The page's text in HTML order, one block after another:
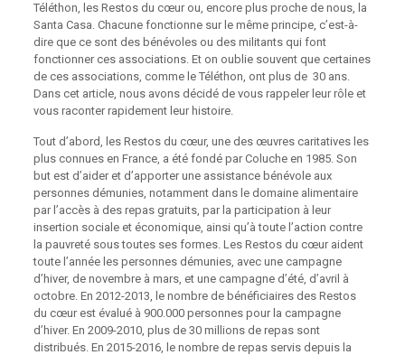
Téléthon, les Restos du cœur ou, encore plus proche de nous, la
Santa Casa. Chacune fonctionne sur le même principe, c’est-à-
dire que ce sont des bénévoles ou des militants qui font
fonctionner ces associations. Et on oublie souvent que certaines
de ces associations, comme le Téléthon, ont plus de 30 ans.
Dans cet article, nous avons décidé de vous rappeler leur rôle et
vous raconter rapidement leur histoire.
Tout d’abord, les Restos du cœur, une des œuvres caritatives les
plus connues en France, a été fondé par Coluche en 1985. Son
but est d’aider et d’apporter une assistance bénévole aux
personnes démunies, notamment dans le domaine alimentaire
par l’accès à des repas gratuits, par la participation à leur
insertion sociale et économique, ainsi qu’à toute l’action contre
la pauvreté sous toutes ses formes. Les Restos du cœur aident
toute l’année les personnes démunies, avec une campagne
d’hiver, de novembre à mars, et une campagne d’été, d’avril à
octobre. En 2012-2013, le nombre de bénéficiaires des Restos
du cœur est évalué à 900.000 personnes pour la campagne
d’hiver. En 2009-2010, plus de 30 millions de repas sont
distribués. En 2015-2016, le nombre de repas servis depuis la